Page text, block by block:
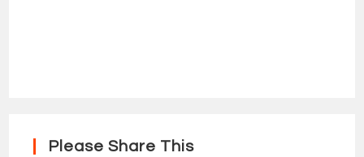
Please Share This